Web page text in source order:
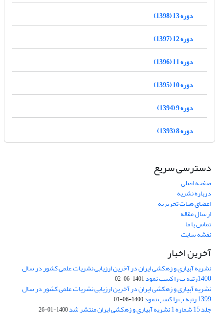
دوره 13 (1398)
دوره 12 (1397)
دوره 11 (1396)
دوره 10 (1395)
دوره 9 (1394)
دوره 8 (1393)
دسترسی سریع
صفحه اصلی
درباره نشریه
اعضای هیات تحریریه
ارسال مقاله
تماس با ما
نقشه سایت
آخرین اخبار
نشریه آبیاری و زهکشی ایران در آخرین ارزیابی نشریات علمی کشور در سال
1400رتبه ب را کسب نمود 1401-06-02
نشریه آبیاری و زهکشی ایران در آخرین ارزیابی نشریات علمی کشور در سال
1399 رتبه ب را کسب نمود 1400-06-01
جلد 15 شماره 1 نشریه آبیاری و زهکشی ایران منتشر شد 1400-01-26